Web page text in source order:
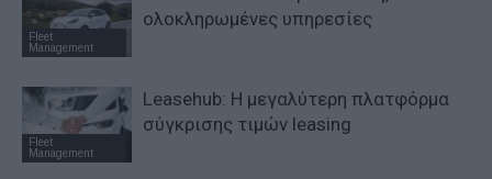
Fleet
Management
ολοκληρωμένες υπηρεσίες
Fleet
Management
Leasehub: Η μεγαλύτερη πλατφόρμα
σύγκρισης τιμών leasing